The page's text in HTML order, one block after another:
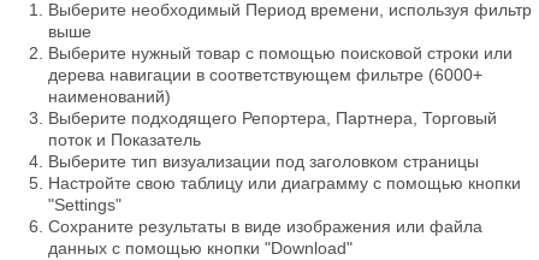
Выберите необходимый Период времени, используя фильтр
выше
Выберите нужный товар с помощью поисковой строки или
дерева навигации в соответствующем фильтре (6000+
наименований)
Выберите подходящего Репортера, Партнера, Торговый
поток и Показатель
Выберите тип визуализации под заголовком страницы
Настройте свою таблицу или диаграмму с помощью кнопки
"Settings"
Сохраните результаты в виде изображения или файла
данных с помощью кнопки "Download"